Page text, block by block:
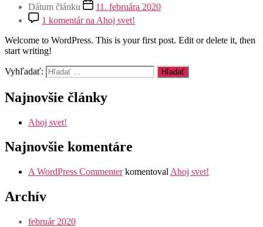
Dátum článku
11. februára 2020
1 komentárna Ahoj svet!
Welcome to WordPress. This is your first post. Edit or delete it, then
start writing!
Vyhľadať:
Najnovšie články
Ahoj svet!
Najnovšie komentáre
A WordPress Commenterkomentoval Ahoj svet!
Archív
február 2020